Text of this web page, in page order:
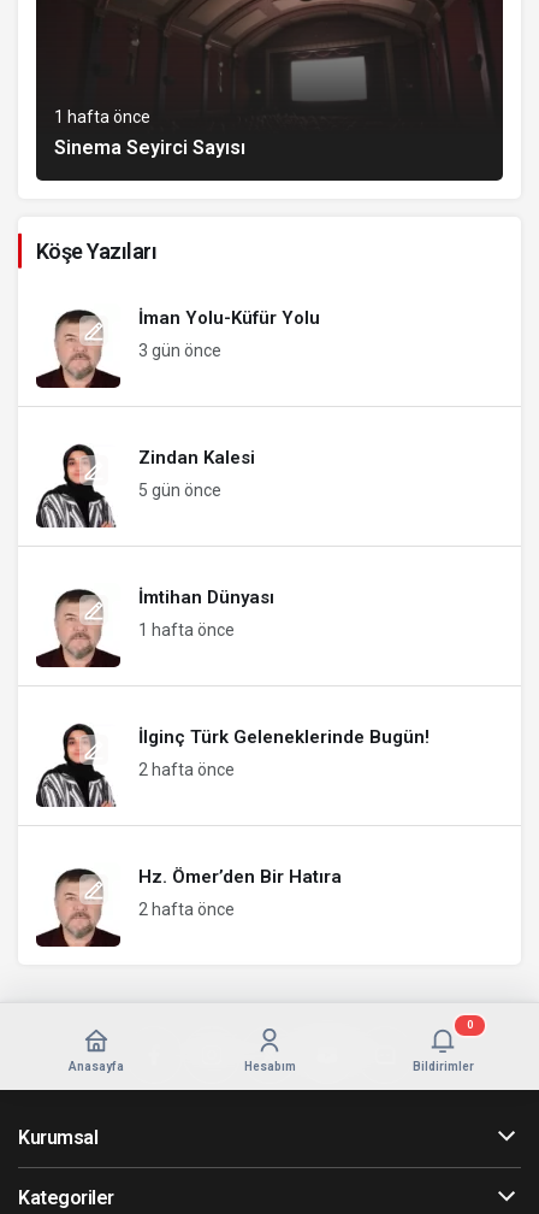
1 hafta önce
Sinema Seyirci Sayısı
Köşe Yazıları
İman Yolu-Küfür Yolu
3 gün önce
Zindan Kalesi
5 gün önce
İmtihan Dünyası
1 hafta önce
İlginç Türk Geleneklerinde Bugün!
2 hafta önce
Hz. Ömer’den Bir Hatıra
2 hafta önce
Anasayfa Hesabım Bildirimler
0
Kurumsal
Kategoriler